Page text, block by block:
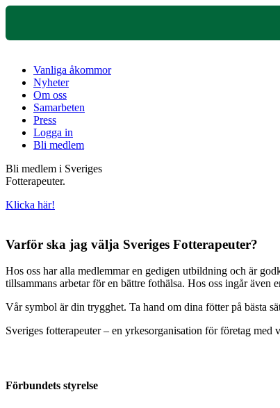
Vanliga åkommor
Nyheter
Om oss
Samarbeten
Press
Logga in
Bli medlem
Bli medlem i Sveriges
Fotterapeuter.
Klicka här!
Varför ska jag välja Sveriges Fotterapeuter?
Hos oss har alla medlemmar en gedigen utbildning och är
tillsammans arbetar för en bättre fothälsa. Hos oss ingår
Vår symbol är din trygghet. Ta hand om dina fötter på bästa
Sveriges fotterapeuter – en yrkesorganisation för företag med
Förbundets styrelse